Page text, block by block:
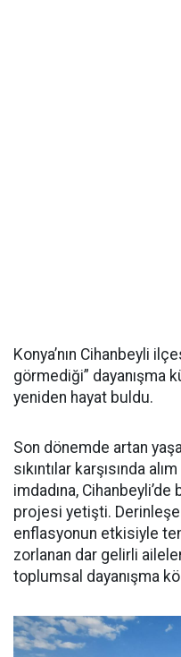
Konya’nın Cihanbeyli
görmediği” dayanışma
yeniden hayat buldu.
Son dönemde artan
sıkıntılar karşısında
imdadına, Cihanbeyli’de
projesi yetişti.
enflasyonun etkisiyle
zorlanan dar gelirli
toplumsal dayanışma